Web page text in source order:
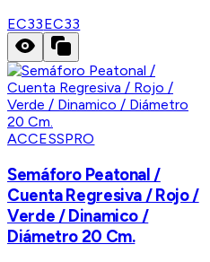
EC33EC33
ACCESSPRO
Semáforo Peatonal /
Cuenta Regresiva / Rojo /
Verde / Dinamico /
Diámetro 20 Cm.